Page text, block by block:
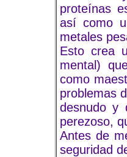
proteínas
así como
metales
Esto crea
mental)
como
problemas
desnudo y
perezoso,
Antes de
seguridad